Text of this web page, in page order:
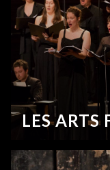
LES ARTS